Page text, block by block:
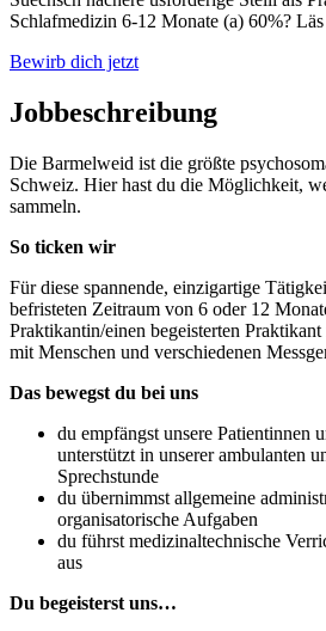
Schlafmedizin 6-12 Monate (a) 60%?
Bewirb dich jetzt
Jobbeschreibung
Die Barmelweid ist die größte
Schweiz. Hier hast du die Möglichkeit,
sammeln.
So ticken wir
Für diese spannende, einzigartige
befristeten Zeitraum von 6 oder 12
Praktikantin/einen begeisterten
mit Menschen und verschiedenen
Das bewegst du bei uns
du empfängst unsere Patientinnen
unterstützt in unserer ambulanten
Sprechstunde
du übernimmst allgemeine
organisatorische Aufgaben
du führst medizinaltechnische
aus
Du begeisterst uns…